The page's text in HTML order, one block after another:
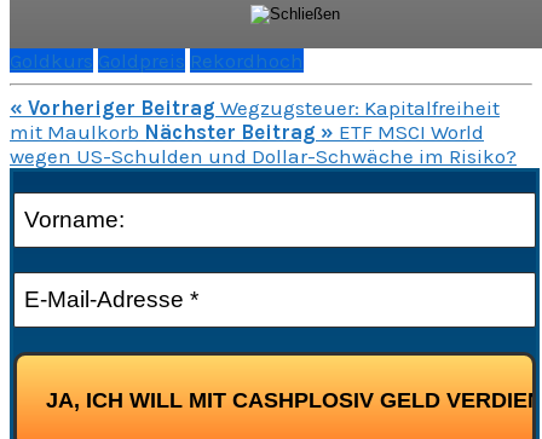
Goldkurs Goldpreis Rekordhoch
« Vorheriger Beitrag Wegzugsteuer: Kapitalfreiheit
mit Maulkorb Nächster Beitrag » ETF MSCI World
wegen US-Schulden und Dollar-Schwäche im Risiko?